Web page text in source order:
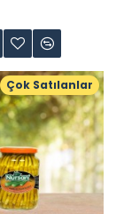
Çok Satılanlar